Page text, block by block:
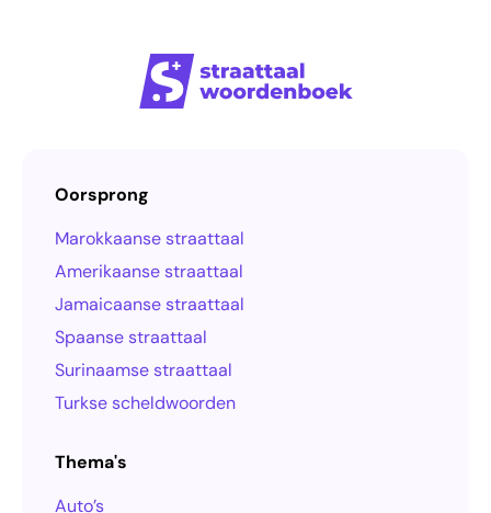
Oorsprong
Marokkaanse straattaal
Amerikaanse straattaal
Jamaicaanse straattaal
Spaanse straattaal
Surinaamse straattaal
Turkse scheldwoorden
Thema's
Auto’s